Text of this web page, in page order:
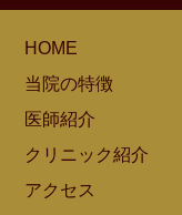
HOME
当院の特徴
医師紹介
クリニック紹介
アクセス